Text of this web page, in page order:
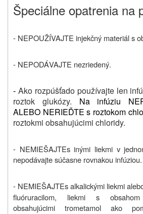
Špeciálne opatrenia na
- NEPOUŽÍVAJTE injekčný materiál s
- NEPODÁVAJTE nezriedený.
- Ako rozpúšťado používajte len
roztok glukózy. Na infúziu
ALEBO NERIEĎTE s roztokom
roztokmi obsahujúcimi chloridy.
- NEMIEŠAJTEs inými liekmi v
nepodávajte súčasne rovnakou infúziou.
- NEMIEŠAJTEsalkalickými liekmi
fluóruracilom, liekmi s
obsahujúcimi trometamol ako